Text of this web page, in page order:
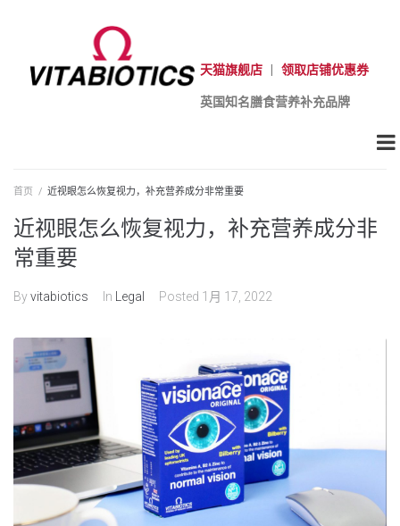
天猫旗舰店 领取店铺优惠券
英国知名膳食营养补充品牌
首页 / 近视眼怎么恢复视力，补充营养成分非常重要
近视眼怎么恢复视力，补充营养成分非
常重要
Byvitabiotics In Legal Posted 1月 17, 2022